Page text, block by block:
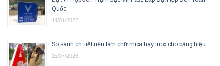
Quốc
14/01/2022
So sánh chi tiết nên làm chữ mica hay inox cho bảng hiệu
15/07/2026